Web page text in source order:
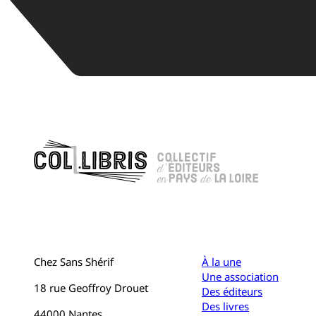
Chez Sans Shérif
18 rue Geoffroy Drouet
À la une
Une association
Des éditeurs
Des livres